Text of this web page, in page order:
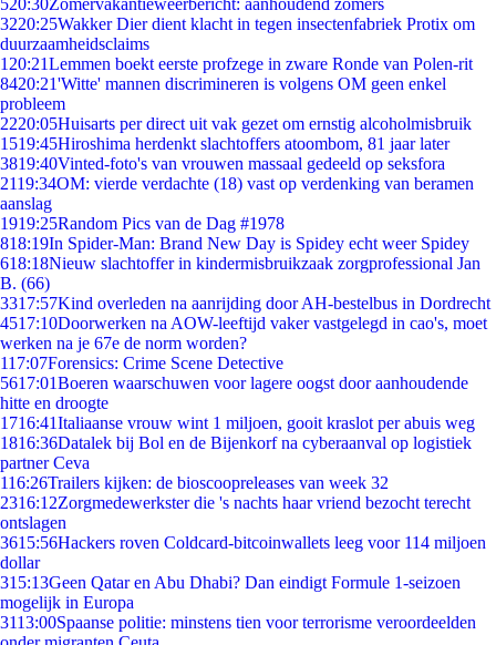
520:30Zomervakantieweerbericht: aanhoudend zomers
3220:25Wakker Dier dient klacht in tegen insectenfabriek Protix om
duurzaamheidsclaims
1 20:21Lemmen boekt eerste profzege in zware Ronde van Polen-rit
8420:21'Witte' mannen discrimineren is volgens OM geen enkel
probleem
2220:05Huisarts per direct uit vak gezet om ernstig alcoholmisbruik
1519:45Hiroshima herdenkt slachtoffers atoombom, 81 jaar later
3819:40Vinted-foto's van vrouwen massaal gedeeld op seksfora
2119:34OM: vierde verdachte (18) vast op verdenking van beramen
aanslag
1919:25Random Pics van de Dag #1978
818:19In Spider-Man: Brand New Day is Spidey echt weer Spidey
618:18Nieuw slachtoffer in kindermisbruikzaak zorgprofessional Jan
B. (66)
3317:57Kind overleden na aanrijding door AH-bestelbus in Dordrecht
4517:10Doorwerken na AOW-leeftijd vaker vastgelegd in cao's, moet
werken na je 67e de norm worden?
117:07Forensics: Crime Scene Detective
5617:01Boeren waarschuwen voor lagere oogst door aanhoudende
hitte en droogte
1716:41Italiaanse vrouw wint 1 miljoen, gooit kraslot per abuis weg
1816:36Datalek bij Bol en de Bijenkorf na cyberaanval op logistiek
partner Ceva
116:26Trailers kijken: de bioscoopreleases van week 32
2316:12Zorgmedewerkster die 's nachts haar vriend bezocht terecht
ontslagen
3615:56Hackers roven Coldcard-bitcoinwallets leeg voor 114 miljoen
dollar
315:13Geen Qatar en Abu Dhabi? Dan eindigt Formule 1-seizoen
mogelijk in Europa
3113:00Spaanse politie: minstens tien voor terrorisme veroordeelden